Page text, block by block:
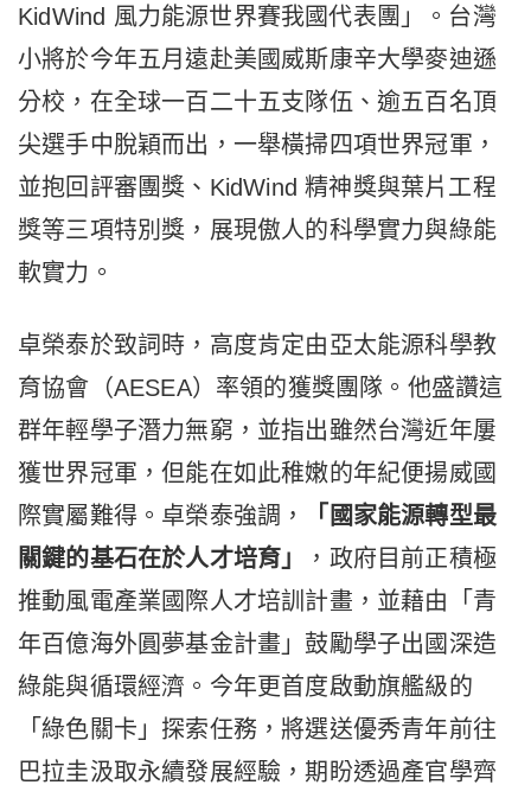
KidWind 風力能源世界賽我國代表團」。台灣
小將於今年五月遠赴美國威斯康辛大學麥迪遜
分校，在全球一百二十五支隊伍、逾五百名頂
尖選手中脫穎而出，一舉橫掃四項世界冠軍，
並抱回評審團獎、KidWind 精神獎與葉片工程
獎等三項特別獎，展現傲人的科學實力與綠能
軟實力。
卓榮泰於致詞時，高度肯定由亞太能源科學教
育協會（AESEA）率領的獲獎團隊。他盛讚這
群年輕學子潛力無窮，並指出雖然台灣近年屢
獲世界冠軍，但能在如此稚嫩的年紀便揚威國
際實屬難得。卓榮泰強調，
「國家能源轉型最
關鍵的基石在於人才培育」
，政府目前正積極
推動風電產業國際人才培訓計畫，並藉由「青
年百億海外圓夢基金計畫」鼓勵學子出國深造
綠能與循環經濟。今年更首度啟動旗艦級的
「綠色關卡」探索任務，將選送優秀青年前往
巴拉圭汲取永續發展經驗，期盼透過產官學齊